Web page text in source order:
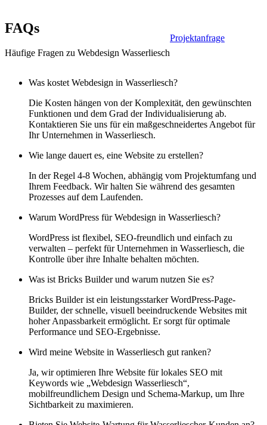
FAQs
Häufige Fragen zu Webdesign Wasserliesch
Projektanfrage
Was kostet Webdesign in Wasserliesch?
Die Kosten hängen von der Komplexität, den gewünschten
Funktionen und dem Grad der Individualisierung ab.
Kontaktieren Sie uns für ein maßgeschneidertes Angebot für
Ihr Unternehmen in Wasserliesch.
Wie lange dauert es, eine Website zu erstellen?
In der Regel 4-8 Wochen, abhängig vom Projektumfang und
Ihrem Feedback. Wir halten Sie während des gesamten
Prozesses auf dem Laufenden.
Warum WordPress für Webdesign in Wasserliesch?
WordPress ist flexibel, SEO-freundlich und einfach zu
verwalten – perfekt für Unternehmen in Wasserliesch, die
Kontrolle über ihre Inhalte behalten möchten.
Was ist Bricks Builder und warum nutzen Sie es?
Bricks Builder ist ein leistungsstarker WordPress-Page-
Builder, der schnelle, visuell beeindruckende Websites mit
hoher Anpassbarkeit ermöglicht. Er sorgt für optimale
Performance und SEO-Ergebnisse.
Wird meine Website in Wasserliesch gut ranken?
Ja, wir optimieren Ihre Website für lokales SEO mit
Keywords wie „Webdesign Wasserliesch“,
mobilfreundlichem Design und Schema-Markup, um Ihre
Sichtbarkeit zu maximieren.